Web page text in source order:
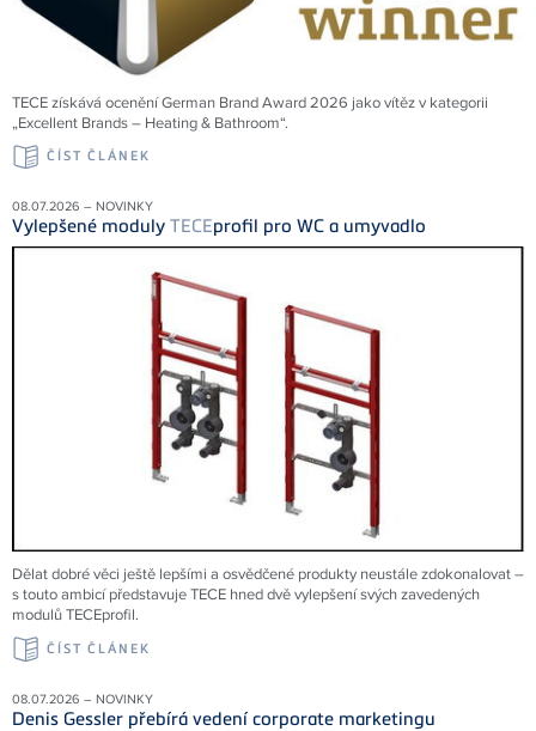
TECE získává ocenění German Brand Award 2026 jako vítěz v kategorii
„Excellent Brands – Heating & Bathroom“.
ČÍST ČLÁNEK
08.07.2026 – NOVINKY
Vylepšené moduly TECEprofil pro WC a umyvadlo
Dělat dobré věci ještě lepšími a osvědčené produkty neustále zdokonalovat –
s touto ambicí představuje TECE hned dvě vylepšení svých zavedených
modulů TECEprofil.
ČÍST ČLÁNEK
08.07.2026 – NOVINKY
Denis Gessler přebírá vedení corporate marketingu